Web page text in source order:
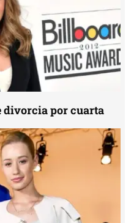
divorcia por cuarta